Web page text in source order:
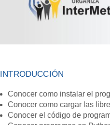
INTRODUCCIÓN
Conocer como instalar el
Conocer como cargar las
Conocer el código de